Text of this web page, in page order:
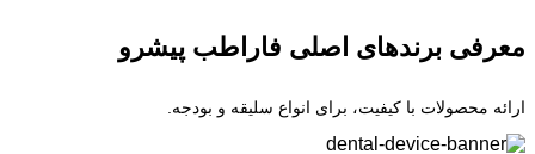
معرفی برندهای اصلی فاراطب پیشرو
ارائه محصولات با کیفیت، برای انواع سلیقه و بودجه.